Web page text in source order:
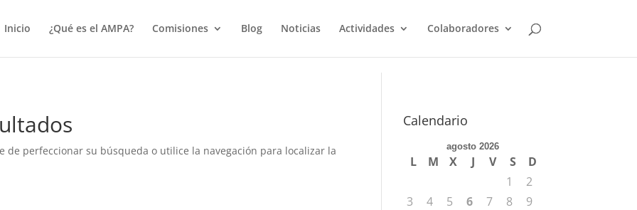
Inicio
¿Qué es el AMPA? Comisiones Blog Noticias Actividades Colaboradores
de perfeccionar su búsqueda o utilice la navegación para localizar la
Calendario
agosto 2026
L M X J V S
D
1
2
3
4 5 6 7 8
9